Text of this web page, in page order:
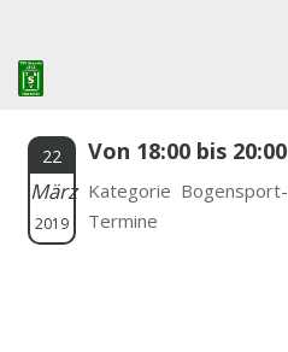
22
März
2019
Von 18:00 bis 20:00
Kategorie Bogensport-
Termine